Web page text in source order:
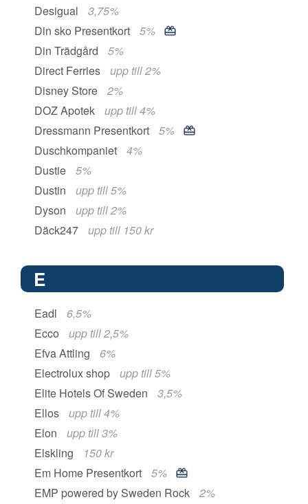
Desigual
3,75%
Din sko Presentkort
5%
Din Trädgård
5%
Direct Ferries
upp till 2%
Disney Store
2%
DOZ Apotek
upp till 4%
Dressmann Presentkort
5%
Duschkompaniet
4%
Dustie
5%
Dustin
upp till 5%
Dyson
upp till 2%
Däck247
upp till 150 kr
E
Eadl
6,5%
Ecco
upp till 2,5%
Efva Attling
6%
Electrolux shop
upp till 5%
Elite Hotels Of Sweden
3,5%
Ellos
upp till 4%
Elon
upp till 3%
Elskling
150 kr
Em Home Presentkort
5%
EMP powered by Sweden Rock
2%